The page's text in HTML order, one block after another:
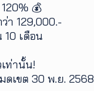
💰
า 129,000.-
เดือน
ท่านั้น!
ดเขต 30 พ.ย. 2568